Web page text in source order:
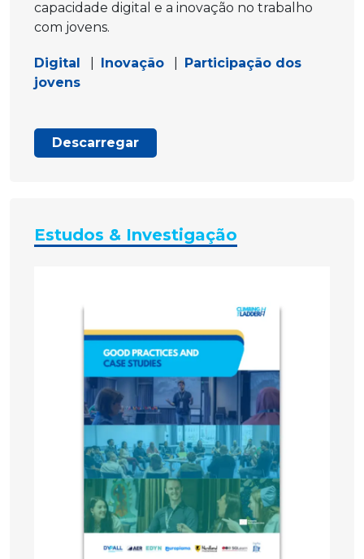
capacidade digital e a inovação no trabalho
com jovens.
Digital Inovação
Participação dos
jovens
Descarregar
Estudos & Investigação